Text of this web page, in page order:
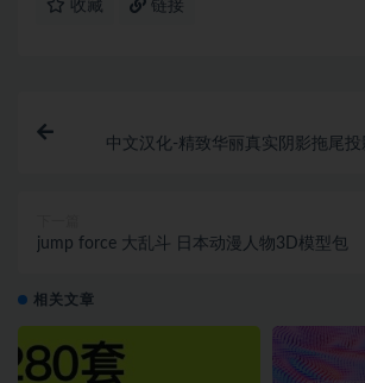
收藏 链接
中文汉化-精致华丽真实阴影拖尾投
jump force 大乱斗 日本动漫人物3D模型包
相关文章